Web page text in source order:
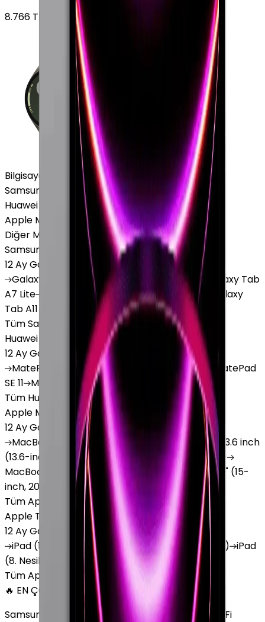
8.766 TL'den başlayan fiyatlar
Bilgisayar / Tablet
Samsung Tablet
Huawei Tablet
Apple Macbook
Diğer Markalar
Samsung Tablet
12 Ay Garanti
6 Taksit
Galaxy
Tab S9 Plus Galaxy Tab S10 Ultra Galaxy Tab
A7 Lite
Tab A9 GalaxyTab A9 Plus
Galaxy
Tab A11
Tüm Samsung Tablet'ler
Huawei Tablet
12 Ay Garanti
6 Taksit
MatePad
MatePad MatePad 11.5"S
MatePad
SE 11
MatePad
12 X
Tüm Huawei Tablet'ler
Apple Macbook
12 Ay Garanti
12 Taksit
MacBook
Air 13" (13-inch, 2020) MacBook Air 13.6 inch
(13.6-inch, 2022) MacBookAir 13" (13-inch, 2019)
MacBook
Pro 16" (16-inch, 2019) MacBook
Air 15" (15-
inch, 2024)
MacBook
Air 13"
Tüm Apple Macbook'lar
Apple Tablet
12 Ay Garanti
6 Taksit
iPad (10. Nesil) iPad Air (6. Nesil) iPad (9. Nesil) iPad
(8. Nesil)
Air (5. Nesil) iPadAir (2. Nesil)
Tüm Apple Tablet'ler
🔥 EN ÇOK SATAN
Samsung Galaxy Tab S9 Plus 256 GB 12.4 inç Wi-Fi